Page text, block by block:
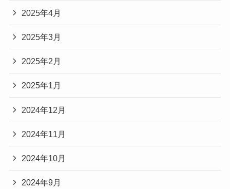
2025年4月
2025年3月
2025年2月
2025年1月
2024年12月
2024年11月
2024年10月
2024年9月